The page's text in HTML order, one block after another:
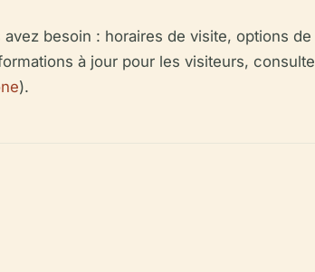
besoin : horaires de visite, options
à jour pour les visiteurs,
).